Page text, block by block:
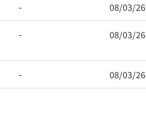
- 08/03/26
- 08/03/26
- 08/03/26